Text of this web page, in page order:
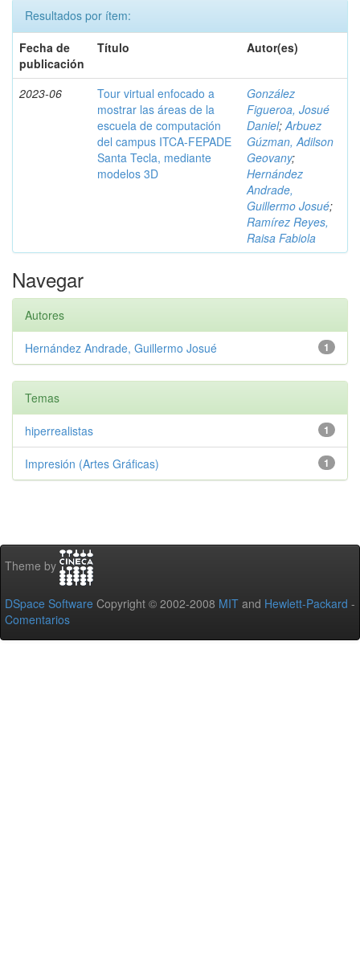
Resultados por ítem:
Fecha de
publicación
Título Autor(es)
2023-06
Tour virtual enfocado a
mostrar las áreas de la
escuela de computación
del campus ITCA-FEPADE
Santa Tecla, mediante
modelos 3D
González
Figueroa, Josué
Daniel;Arbuez
Gúzman, Adilson
Geovany;
Hernández
Andrade,
Guillermo Josué;
Ramírez Reyes,
Raisa Fabiola
Navegar
Autores
1
Hernández Andrade, Guillermo Josué
Temas
1
hiperrealistas
1
Impresión (Artes Gráficas)
Theme by
DSpace Software Copyright © 2002-2008 MIT and Hewlett-Packard -
Comentarios